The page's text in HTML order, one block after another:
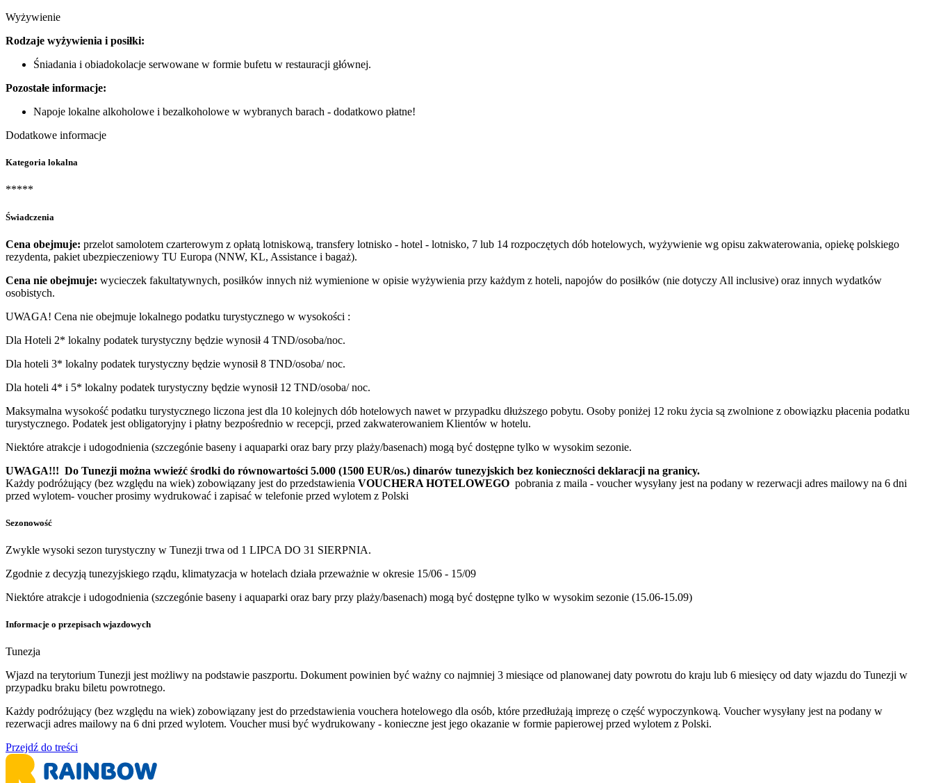
Wyżywienie
Rodzaje wyżywienia i posiłki:
Śniadania i obiadokolacje serwowane w formie bufetu w restauracji głównej.
Pozostałe informacje:
Napoje lokalne alkoholowe i bezalkoholowe w wybranych barach - dodatkowo płatne!
Dodatkowe informacje
Kategoria lokalna
*****
Świadczenia
Cena obejmuje: przelot samolotem czarterowym z opłatą lotniskową, transfery lotnisko - hotel - lotnisko, 7 lub 14 rozpoczętych dób hotelowych, wyżywienie wg opisu zakwaterowania, opiekę polskiego
rezydenta, pakiet ubezpieczeniowy TU Europa (NNW, KL, Assistance i bagaż).
Cena nie obejmuje: wycieczek fakultatywnych, posiłków innych niż wymienione w opisie wyżywienia przy każdym z hoteli, napojów do posiłków (nie dotyczy All inclusive) oraz innych wydatków
osobistych.
UWAGA! Cena nie obejmuje lokalnego podatku turystycznego w wysokości :
Dla Hoteli 2* lokalny podatek turystyczny będzie wynosił 4 TND/osoba/noc.
Dla hoteli 3* lokalny podatek turystyczny będzie wynosił 8 TND/osoba/ noc.
Dla hoteli 4* i 5* lokalny podatek turystyczny będzie wynosił 12 TND/osoba/ noc.
Maksymalna wysokość podatku turystycznego liczona jest dla 10 kolejnych dób hotelowych nawet w przypadku dłuższego pobytu. Osoby poniżej 12 roku życia są zwolnione z obowiązku płacenia podatku
turystycznego. Podatek jest obligatoryjny i płatny bezpośrednio w recepcji, przed zakwaterowaniem Klientów w hotelu.
Niektóre atrakcje i udogodnienia (szczegónie baseny i aquaparki oraz bary przy plaży/basenach) mogą być dostępne tylko w wysokim sezonie.
UWAGA!!! Do Tunezji można wwieźć środki do równowartości 5.000 (1500 EUR/os.) dinarów tunezyjskich bez konieczności deklaracji na granicy.
Każdy podróżujący (bez względu na wiek) zobowiązany jest do przedstawienia VOUCHERA HOTELOWEGO pobrania z maila - voucher wysyłany jest na podany w rezerwacji adres mailowy na 6 dni
przed wylotem- voucher prosimy wydrukować i zapisać w telefonie przed wylotem z Polski
Sezonowość
Zwykle wysoki sezon turystyczny w Tunezji trwa od 1 LIPCA DO 31 SIERPNIA.
Zgodnie z decyzją tunezyjskiego rządu, klimatyzacja w hotelach działa przeważnie w okresie 15/06 - 15/09
Niektóre atrakcje i udogodnienia (szczegónie baseny i aquaparki oraz bary przy plaży/basenach) mogą być dostępne tylko w wysokim sezonie (15.06-15.09)
Informacje o przepisach wjazdowych
Tunezja
Wjazd na terytorium Tunezji jest możliwy na podstawie paszportu. Dokument powinien być ważny co najmniej 3 miesiące od planowanej daty powrotu do kraju lub 6 miesięcy od daty wjazdu do Tunezji w
przypadku braku biletu powrotnego.
Każdy podróżujący (bez względu na wiek) zobowiązany jest do przedstawienia vouchera hotelowego dla osób, które przedłużają imprezę o część wypoczynkową. Voucher wysyłany jest na podany w
rezerwacji adres mailowy na 6 dni przed wylotem. Voucher musi być wydrukowany - konieczne jest jego okazanie w formie papierowej przed wylotem z Polski.
Przejdź do treści